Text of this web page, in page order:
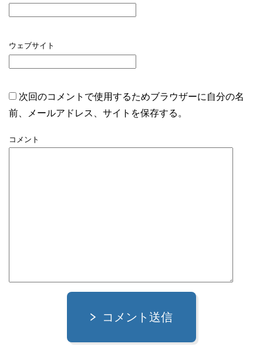
ウェブサイト
次回のコメントで使用するためブラウザーに自分の名
前、メールアドレス、サイトを保存する。
コメント
コメント送信